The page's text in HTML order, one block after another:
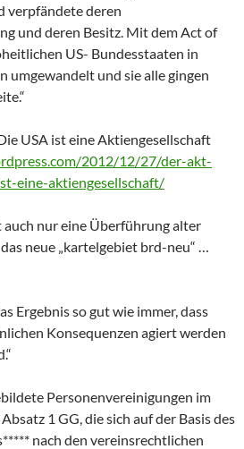
verpfändete deren
und deren Besitz. Mit dem Act of
US- Bundesstaaten in
umgewandelt und sie alle gingen
USA ist eine Aktiengesellschaft
2012/12/27/der-akt-
eine-aktiengesellschaft/
auch nur eine Überführung alter
neue „kartelgebiet brd-neu“ …
Ergebnis so gut wie immer, dass
Konsequenzen agiert werden
Personenvereinigungen im
1 GG, die sich auf der Basis des
nach den vereinsrechtlichen